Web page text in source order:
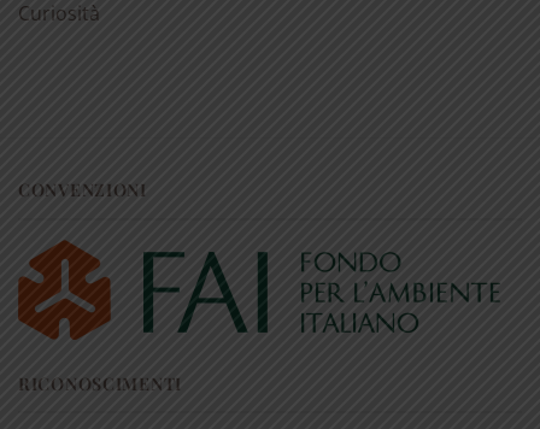
Curiosità
CONVENZIONI
RICONOSCIMENTI